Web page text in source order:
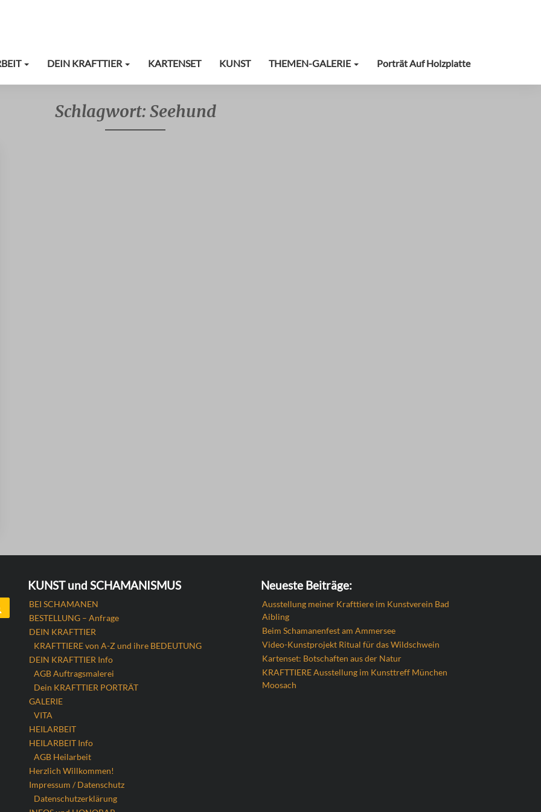
DEIN KRAFTTIER KARTENSET KUNST THEMEN-GALERIE Porträt Auf Holzplatte
Schlagwort: Seehund
KUNST und SCHAMANISMUS
BEI SCHAMANEN
BESTELLUNG – Anfrage
DEIN KRAFTTIER
KRAFTTIERE von A-Z und ihre BEDEUTUNG
DEIN KRAFTTIER Info
AGB Auftragsmalerei
Dein KRAFTTIER PORTRÄT
GALERIE
VITA
HEILARBEIT
HEILARBEIT Info
AGB Heilarbeit
Herzlich Willkommen!
Impressum / Datenschutz
Datenschutzerklärung
Neueste Beiträge:
Ausstellung meiner Krafttiere im Kunstverein Bad
Aibling
Beim Schamanenfest am Ammersee
Video-Kunstprojekt Ritual für das Wildschwein
Kartenset: Botschaften aus der Natur
KRAFTTIERE Ausstellung im Kunsttreff München
Moosach